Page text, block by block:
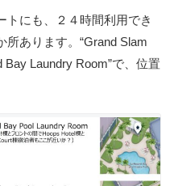
トにも、２４時間利用でき
所あります。“Grand Slam
Bay Laundry Room”で、位置